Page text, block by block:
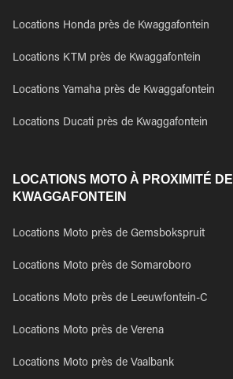
Locations Honda près de Kwaggafontein
Locations KTM près de Kwaggafontein
Locations Yamaha près de Kwaggafontein
Locations Ducati près de Kwaggafontein
LOCATIONS MOTO À PROXIMITÉ DE
KWAGGAFONTEIN
Locations Moto près de Gemsbokspruit
Locations Moto près de Somaroboro
Locations Moto près de Leeuwfontein-C
Locations Moto près de Verena
Locations Moto près de Vaalbank